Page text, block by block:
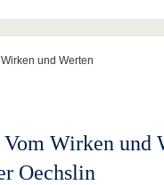
und Werten
Wirken und
Oechslin